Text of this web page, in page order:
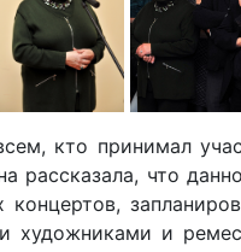
кто принимал
рассказала, что
концертов,
и